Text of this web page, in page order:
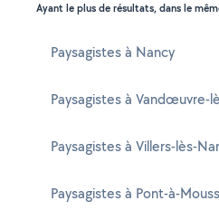
Ayant le plus de résultats, dans le
Paysagistes à Nancy
Paysagistes à Vandœuvre-
Paysagistes à Villers-lès-
Paysagistes à Pont-à-